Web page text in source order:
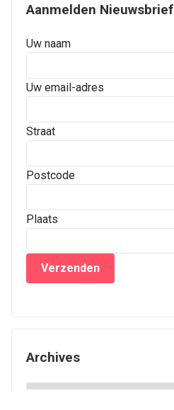
Aanmelden Nieuwsbrief
Uw naam
Uw email-adres
Straat
Postcode
Plaats
Archives
Archives